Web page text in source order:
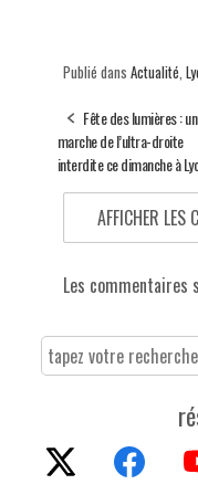
Publié dans Actualité,
Fête des lumières :
marche de l’ultra-droite
interdite ce dimanche à
AFFICHER LES
Les commentaires